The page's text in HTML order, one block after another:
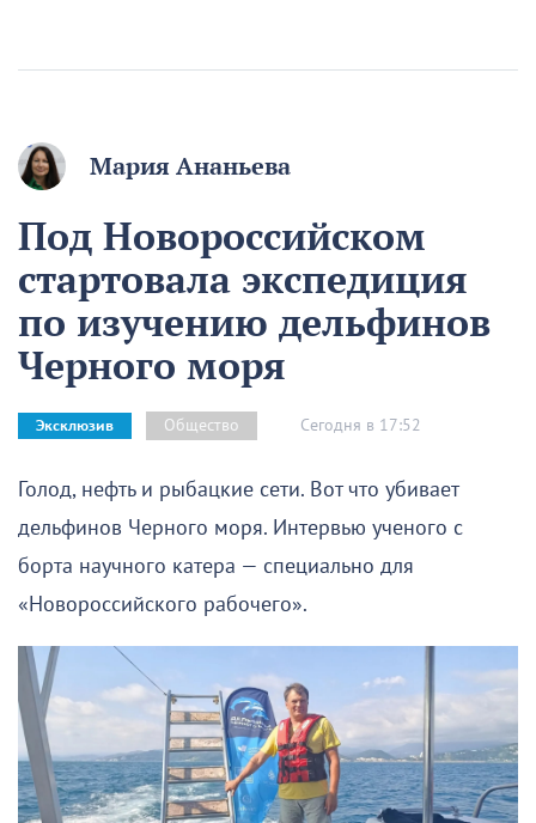
Мария Ананьева
Под Новороссийском
стартовала экспедиция
по изучению дельфинов
Черного моря
Эксклюзив Общество Сегодня в 17:52
Голод, нефть и рыбацкие сети. Вот что убивает
дельфинов Черного моря. Интервью ученого с
борта научного катера — специально для
«Новороссийского рабочего».